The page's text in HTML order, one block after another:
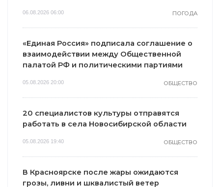
06.08.2026 06:00 ПОГОДА
«Единая Россия» подписала соглашение о
взаимодействии между Общественной
палатой РФ и политическими партиями
05.08.2026 20:00 ОБЩЕСТВО
20 специалистов культуры отправятся
работать в села Новосибирской области
05.08.2026 19:40 ОБЩЕСТВО
В Красноярске после жары ожидаются
грозы, ливни и шквалистый ветер